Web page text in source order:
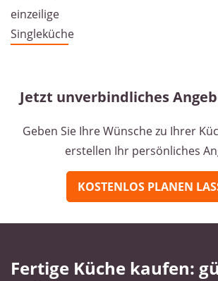
Jetzt unverbindliches
Geben Sie Ihre Wünsche zu Ihrer
erstellen Ihr persönliches
KOSTENLOS PLANEN
Fertige Küche kaufen: